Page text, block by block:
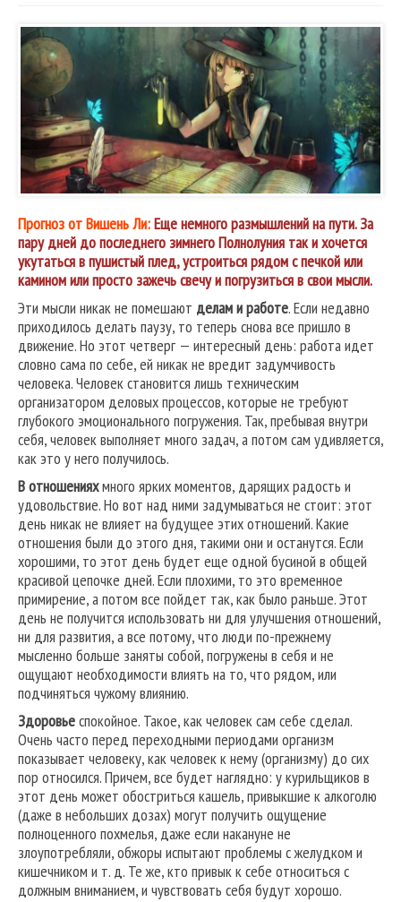
Прогноз от Вишень Ли:Еще немного размышлений на пути. За
пару дней до последнего зимнего Полнолуния так и хочется
укутаться в пушистый плед, устроиться рядом с печкой или
камином или просто зажечь свечу и погрузиться в свои мысли.
Эти мысли никак не помешают делам и работе. Если недавно
приходилось делать паузу, то теперь снова все пришло в
движение. Но этот четверг — интересный день: работа идет
словно сама по себе, ей никак не вредит задумчивость
человека. Человек становится лишь техническим
организатором деловых процессов, которые не требуют
глубокого эмоционального погружения. Так, пребывая внутри
себя, человек выполняет много задач, а потом сам удивляется,
как это у него получилось.
В отношенияхмного ярких моментов, дарящих радость и
удовольствие. Но вот над ними задумываться не стоит: этот
день никак не влияет на будущее этих отношений. Какие
отношения были до этого дня, такими они и останутся. Если
хорошими, то этот день будет еще одной бусиной в общей
красивой цепочке дней. Если плохими, то это временное
примирение, а потом все пойдет так, как было раньше. Этот
день не получится использовать ни для улучшения отношений,
ни для развития, а все потому, что люди по-прежнему
мысленно больше заняты собой, погружены в себя и не
ощущают необходимости влиять на то, что рядом, или
подчиняться чужому влиянию.
Здоровьеспокойное. Такое, как человек сам себе сделал.
Очень часто перед переходными периодами организм
показывает человеку, как человек к нему (организму) до сих
пор относился. Причем, все будет наглядно: у курильщиков в
этот день может обостриться кашель, привыкшие к алкоголю
(даже в небольших дозах) могут получить ощущение
полноценного похмелья, даже если накануне не
злоупотребляли, обжоры испытают проблемы с желудком и
кишечником и т. д. Те же, кто привык к себе относиться с
должным вниманием, и чувствовать себя будут хорошо.